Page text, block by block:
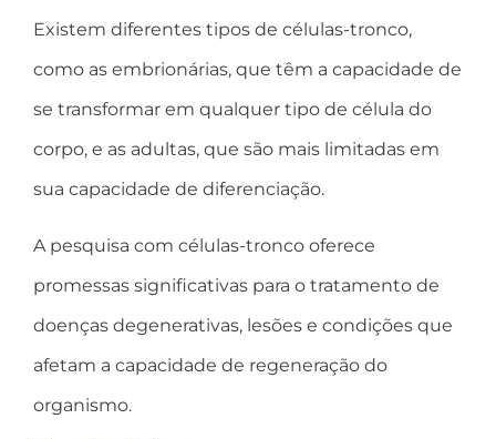
Existem diferentes tipos de células-tronco,
como as embrionárias, que têm a capacidade de
se transformar em qualquer tipo de célula do
corpo, e as adultas, que são mais limitadas em
sua capacidade de diferenciação.
A pesquisa com células-tronco oferece
promessas significativas para o tratamento de
doenças degenerativas, lesões e condições que
afetam a capacidade de regeneração do
organismo.